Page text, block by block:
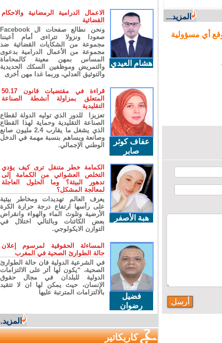
المزيد...
أي مسؤولية
هشام العيدي
الاعمال الدرامية الرمضانية والاحكام
القضائية
ونحن نطالع صفحات ال Facebook
صعودا ونزولا تتراءى أمام أعيننا
مجموعة من الشكايات القضائية ضد
مجموعة من الأعمال الدرامية بدعوى
المساس بمهن معينة كالمحاماة
والتمريض وموظفين السكك الحديدية
والتوثيق العدلي، وربما غدا مهن أخرى
عفاف كوثر
صابر
قراءة في مقتضيات قانون 50.17
المتعلق بمزاولة أنشطة الصناعة
التقليدية
تعزيزا للدور الذي توليه الدولة لقطاع
الصناعة التقليدية وحماية لهذا القطاع
الذي يشغل ما يقارب 2.4 مليون صانع
وصانعة ويساهم بنسبة مهمة في الدخل
الوطني الإجمالي.
هبة الأصفر
الكمامة خطر متنقل ترى كيف يؤدي
التخلص العشوائي من الكمامة إلى
تدهور البيئة؟ وما الحلول العاجلة
لمعالجة المشكل؟
يعرف العالم تهديدات ومخاطر بيئية
على رأسها ارتفاع درجة حرارة الكرة
الأرضية وتلوث الماء والهواء وانقراض
بعض الكائنات وبالتالي اختلال في
التوازن الايكولوجي.
فضيل
رضوان
المساءلة الحقوقية لمرسوم إعلان
حالة الطوارئ الصحية في المغرب
في الشرعية الدولية فان حالة الطوارئ
الصحية، “يكون لها أثر على الالتزامات
الدولية للبلدان في مجال حقوق
الإنسان، حيث يمكن لها ان لا تتقيد
بالالتزامات المترتبة عليها
المزيد...
كاريكاتير